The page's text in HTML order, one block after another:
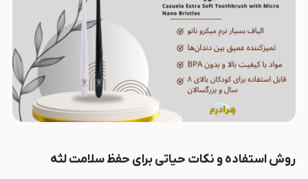
روش استفاده و نکات حیاتی برای حفظ سلامت لثه